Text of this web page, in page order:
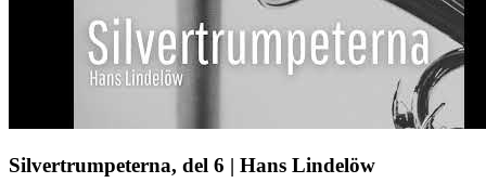
Silvertrumpeterna, del 6 | Hans Lindelöw